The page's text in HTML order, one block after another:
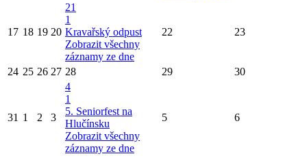
17 18 19 20
21
1
Kravařský odpust
Zobrazit všechny
záznamy ze dne
22 23
24 25 26 27 28 29 30
31 1 2 3
4
1
5. Seniorfest na
Hlučínsku
Zobrazit všechny
záznamy ze dne
5 6